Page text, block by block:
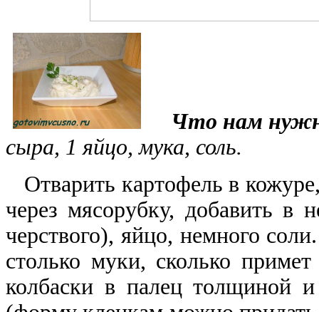
Что нам
сыра, 1 яйцо, мука, соль.
Отварить картофель в
через мясорубку, добавить в
черствого), яйцо, немного
столько муки, сколько
колбаски в палец толщиной